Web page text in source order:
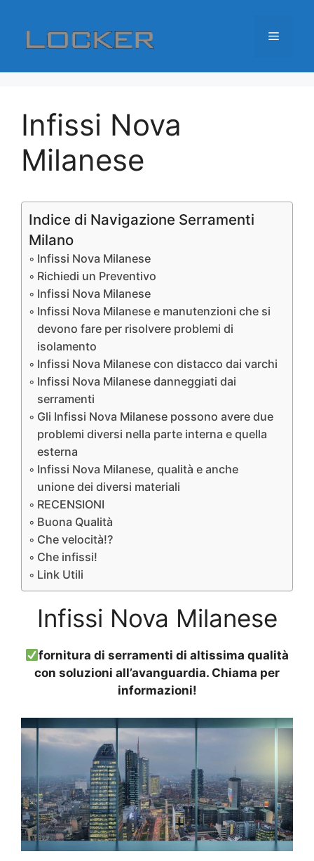
contenuto
Menu
Infissi Nova
Milanese
Indice di Navigazione Serramenti
Milano
Infissi Nova Milanese
Richiedi un Preventivo
Infissi Nova Milanese
Infissi Nova Milanese e manutenzioni che si
devono fare per risolvere problemi di
isolamento
Infissi Nova Milanese con distacco dai varchi
Infissi Nova Milanese danneggiati dai
serramenti
Gli Infissi Nova Milanese possono avere due
problemi diversi nella parte interna e quella
esterna
Infissi Nova Milanese, qualità e anche
unione dei diversi materiali
RECENSIONI
Buona Qualità
Che velocità!?
Che infissi!
Link Utili
Infissi Nova Milanese
fornitura di serramenti di altissima qualità
con soluzioni all’avanguardia. Chiama per
informazioni!